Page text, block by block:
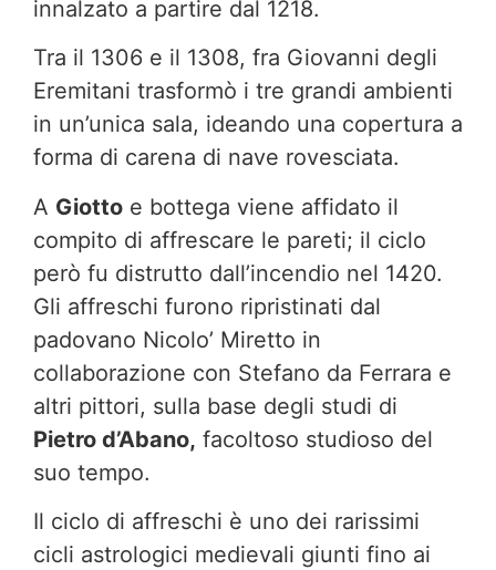
innalzato a partire dal 1218.
Tra il 1306 e il 1308, fra Giovanni degli
Eremitani trasformò i tre grandi ambienti
in un’unica sala, ideando una copertura a
forma di carena di nave rovesciata.
A Giotto e bottega viene affidato il
compito di affrescare le pareti; il ciclo
però fu distrutto dall’incendio nel 1420.
Gli affreschi furono ripristinati dal
padovano Nicolo’ Miretto in
collaborazione con Stefano da Ferrara e
altri pittori, sulla base degli studi di
Pietro d’Abano, facoltoso studioso del
suo tempo.
Il ciclo di affreschi è uno dei rarissimi
cicli astrologici medievali giunti fino ai